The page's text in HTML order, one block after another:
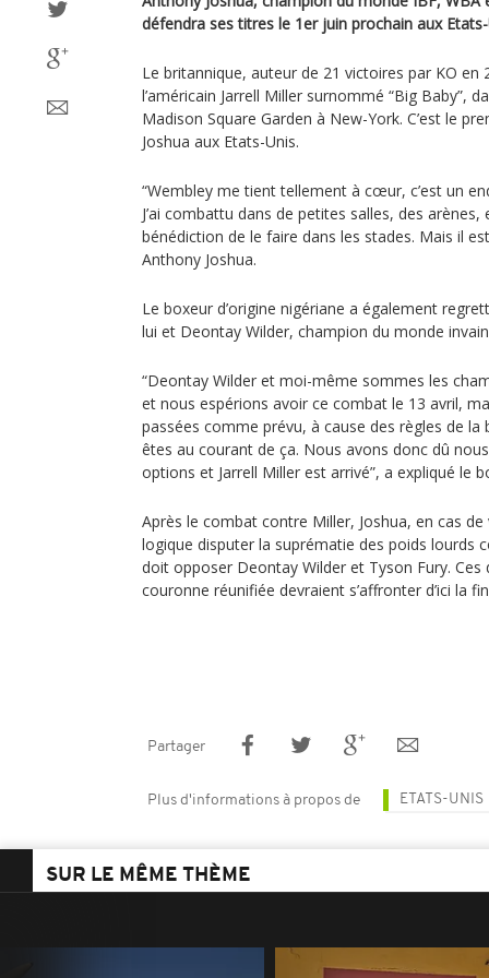
défendra ses titres le 1er juin prochain aux
Le britannique, auteur de 21 victoires par KO
l’américain Jarrell Miller surnommé “Big Baby”,
Madison Square Garden à New-York. C’est le
Joshua aux Etats-Unis.
“Wembley me tient tellement à cœur, c’est un
J’ai combattu dans de petites salles, des
bénédiction de le faire dans les stades. Mais il
Anthony Joshua.
Le boxeur d’origine nigériane a également
lui et Deontay Wilder, champion du monde
“Deontay Wilder et moi-même sommes les
et nous espérions avoir ce combat le 13 avril,
passées comme prévu, à cause des règles de la
êtes au courant de ça. Nous avons donc dû
options et Jarrell Miller est arrivé”, a expliqué le
Après le combat contre Miller, Joshua, en cas
logique disputer la suprématie des poids lourds
doit opposer Deontay Wilder et Tyson Fury. Ces
couronne réunifiée devraient s’affronter d’ici la
Partager
Plus d'informations à propos de ETATS-UNIS
SUR LE MÊME THÈME